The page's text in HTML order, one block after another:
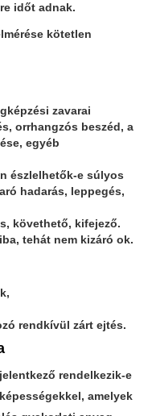
időt adnak.
kötetlen
zavarai
orrhangzós beszéd, a
egyéb
észlelhetők-e súlyos
hadarás, leppegés,
követhető, kifejező.
tehát nem kizáró ok.
rendkívül zárt ejtés.
rendelkezik-e
amelyek